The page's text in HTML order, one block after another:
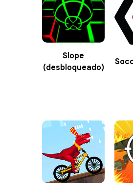
Slope
(desbloqueado)